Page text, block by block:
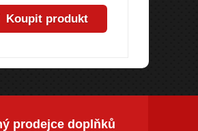
Koupit produkt
prodejce doplňků